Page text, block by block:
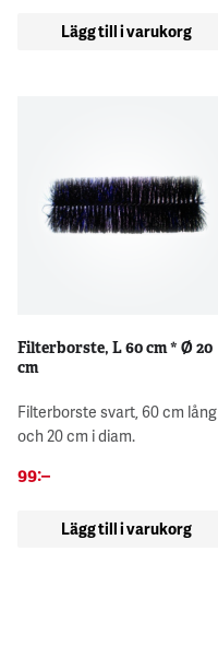
Lägg till i varukorg
Filterborste, L 60 cm * Ø 20
cm
Filterborste svart, 60 cm lång
och 20 cm i diam.
99:–
Lägg till i varukorg